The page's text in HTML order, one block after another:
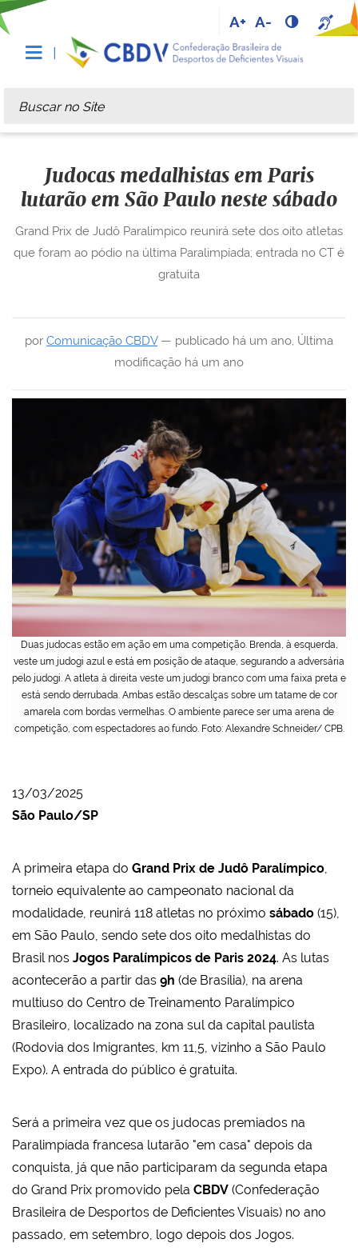
A+ A-
Busca
Busca Avançada…
Duas judocas estão em ação em uma competição. Brenda, à esquerda,
veste um judogi azul e está em posição de ataque, segurando a adversária
pelo judogi. A atleta à direita veste um judogi branco com uma faixa preta e
está sendo derrubada. Ambas estão descalças sobre um tatame de cor
amarela com bordas vermelhas. O ambiente parece ser uma arena de
competição, com espectadores ao fundo. Foto: Alexandre Schneider/ CPB.
Judocas medalhistas em Paris
lutarão em São Paulo neste sábado
por Comunicação CBDV— publicado há um ano, Última
modificação há um ano
Grand Prix de Judô Paralimpico reunirá sete dos oito atletas
que foram ao pódio na última Paralimpíada; entrada no CT é
gratuita
13/03/2025
São Paulo/SP
A primeira etapa do Grand Prix de Judô Paralímpico
torneio equivalente ao campeonato nacional da
modalidade, reunirá 118 atletas no próximo sábado (15),
em São Paulo, sendo sete dos oito medalhistas do
Brasil nos Jogos Paralímpicos de Paris 2024. As lutas
acontecerão a partir das 9h (de Brasília), na arena
multiuso do Centro de Treinamento Paralímpico
Brasileiro, localizado na zona sul da capital paulista
(Rodovia dos Imigrantes, km 11,5, vizinho a São Paulo
Expo). A entrada do público é gratuita.
Será a primeira vez que os judocas premiados na
Paralimpíada francesa lutarão "em casa" depois da
conquista, já que não participaram da segunda etapa
do Grand Prix promovido pela CBDV (Confederação
Brasileira de Desportos de Deficientes Visuais) no ano
passado, em setembro, logo depois dos Jogos.